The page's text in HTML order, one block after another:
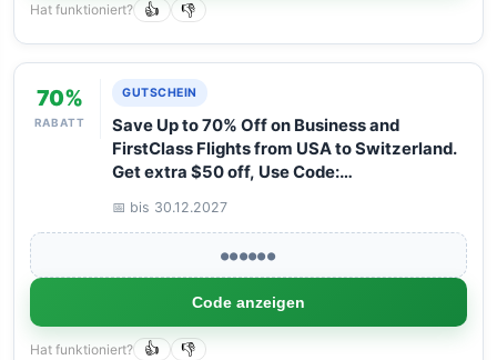
Hat funktioniert? 👍 👎
70%
RABATT
GUTSCHEIN
Save Up to 70% Off on Business and
FirstClass Flights from USA to Switzerland.
Get extra $50 off, Use Code:
📅 bis 30.12.2027
●●●●●●
Code anzeigen
Hat funktioniert? 👍 👎